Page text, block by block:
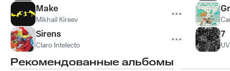
Make
Mikhail Kireev
Sirens
Claro Intelecto
7
Рекомендованные альбомы